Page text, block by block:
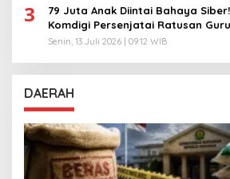
3
79 Juta Anak Diintai Bahaya
Komdigi Persenjatai Ratusan
Senin, 13 Juli 2026 | 09:12 WIB
DAERAH